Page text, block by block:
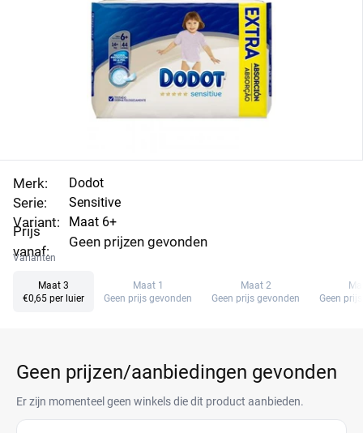
laagste prijs.
Merk:
Serie:
Variant:
Prijs
vanaf:
Dodot
Sensitive
Maat 6+
Geen prijzen gevonden
Varianten
Maat 3
€0,65 per luier
Maat 1
Geen prijs gevonden
Maat 2
Geen prijs gevonden
Geen
Geen prijzen/aanbiedingen gevonden
Er zijn momenteel geen winkels die dit product aanbieden.